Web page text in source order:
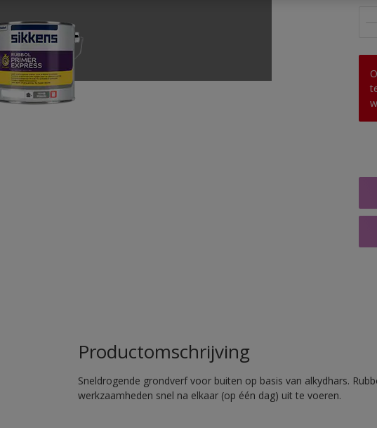
Productomschrijving
Sneldrogende grondverf voor buiten op basis van alkydhars.
werkzaamheden snel na elkaar (op één dag) uit te voeren.